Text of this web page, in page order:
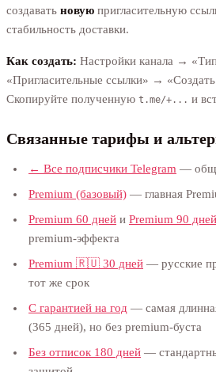
создавать новую пригласительную
стабильность доставки.
Как создать: Настройки канала →
«Пригласительные ссылки» →
Скопируйте полученную t.me/+... и
Связанные тарифы и
← Все подписчики Telegram —
Premium (базовый) — главная
Premium 60 дней и Premium 90 дней
premium-эффекта
Premium 🇷🇺 30 дней — русские
тот же срок
С гарантией на год — самая
(365 дней), но без premium-буста
Без отписок 180 дней —